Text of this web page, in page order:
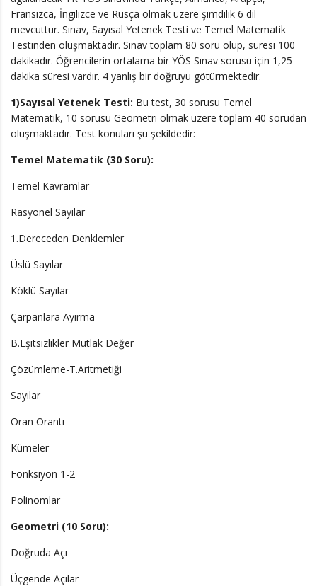
Fransızca, İngilizce ve Rusça olmak üzere şimdilik 6 dil
mevcuttur. Sınav, Sayısal Yetenek Testi ve Temel Matematik
Testinden oluşmaktadır. Sınav toplam 80 soru olup, süresi 100
dakikadır. Öğrencilerin ortalama bir YÖS Sınav sorusu için 1,25
dakika süresi vardır. 4 yanlış bir doğruyu götürmektedir.
1)Sayısal Yetenek Testi: Bu test, 30 sorusu Temel
Matematik, 10 sorusu Geometri olmak üzere toplam 40 sorudan
oluşmaktadır. Test konuları şu şekildedir:
Temel Matematik (30 Soru):
Temel Kavramlar
Rasyonel Sayılar
1.Dereceden Denklemler
Üslü Sayılar
Köklü Sayılar
Çarpanlara Ayırma
B.Eşitsizlikler Mutlak Değer
Çözümleme-T.Aritmetiği
Sayılar
Oran Orantı
Kümeler
Fonksiyon 1-2
Polinomlar
Geometri (10 Soru):
Doğruda Açı
Üçgende Açılar